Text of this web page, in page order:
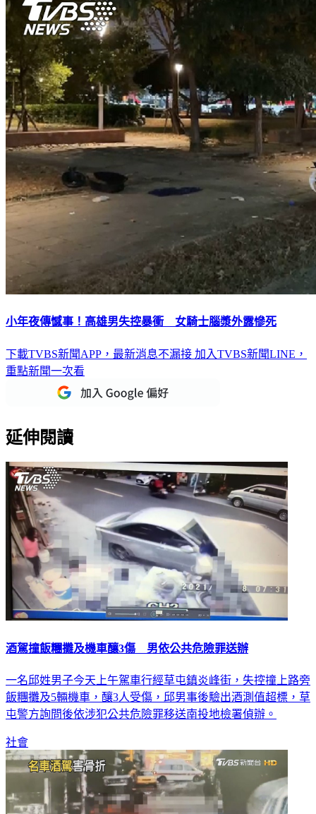
小年夜傳憾事！高雄男失控暴衝 女騎士腦漿外露慘死
下載TVBS新聞APP，最新消息不漏接 加入TVBS新聞LINE，
重點新聞一次看
延伸閱讀
酒駕撞飯糰攤及機車釀3傷 男依公共危險罪送辦
一名邱姓男子今天上午駕車行經草屯鎮炎峰街，失控撞上路旁
飯糰攤及5輛機車，釀3人受傷，邱男事後驗出酒測值超標，草
屯警方詢問後依涉犯公共危險罪移送南投地檢署偵辦。
社會